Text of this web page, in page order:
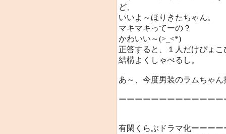
ど、
いいよ～ほりきたちゃん。
マキマキってーの？
かわいい～(>_<*)
正答すると、１人だけぴょ
結構よくしゃべるし。
あ～、今度男装のラムちゃ
ーーーーーーーーーーーー
有閑くらぶドラマ化ーーー